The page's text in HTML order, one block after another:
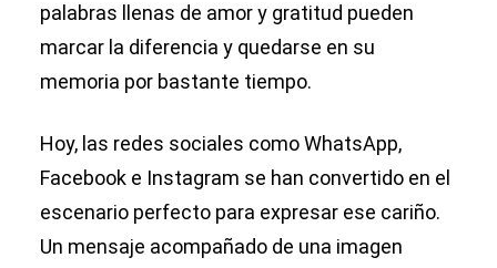
palabras llenas de amor y gratitud pueden
marcar la diferencia y quedarse en su
memoria por bastante tiempo.
Hoy, las redes sociales como WhatsApp,
Facebook e Instagram se han convertido en el
escenario perfecto para expresar ese cariño.
Un mensaje acompañado de una imagen